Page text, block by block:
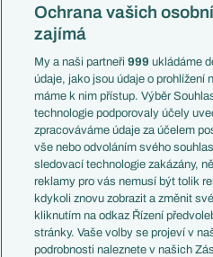
Mistrovství světa
Liga národů
Témata
Představení týmů MS
EuroSkauting
PL v kostce
Evropské koeficienty
Přestupy
Přestupové spekulace
Zranění
Kluby
Arsenal FC
Ochrana vašich
zajímá
My a naši partneři999 ukládáme
údaje, jako jsou údaje o prohlížení
máme k nim přístup. Výběr
technologie podporovaly účely
zpracováváme údaje za účelem
vše nebo odvoláním svého
sledovací technologie zakázány,
reklamy pro vás nemusí být tolik
kdykoli znovu zobrazit a změnit
kliknutím na odkaz Řízení
stránky. Vaše volby se projeví v
podrobnosti naleznete v našich